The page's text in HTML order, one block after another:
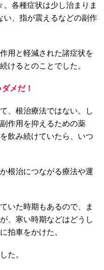
各種症状は少し治まりま
い、指が震えるなどの副作
用と軽減された諸症状を
けるとのことでした。
メだ！
、根治療法ではない。し
作用を抑えるための薬
飲み続けていたら、いつ
根治につながる療法や運
いた時期もあるので、ま
、寒い時期などはどうし
拍車をかけた。
た。